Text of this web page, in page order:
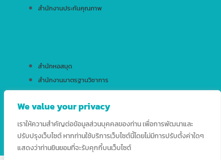
We value your privacy
เราให้ความสำคัญต่อข้อมูลส่วนบุคคลของท่าน เพื่อการพัฒนาและ
ปรับปรุงเว็บไซต์ หากท่านใช้บริการเว็บไซต์นี้โดยไม่มีการปรับตั้งค่าใดๆ
แสดงว่าท่านยินยอมที่จะรับคุกกี้บนเว็บไซต์
สำนักงานประกันคุณภาพ
สำนักหอสมุด
สำนักงานมาตรฐานวิชาการ
สำนักบริการเทคโนโลยีสารสนเทศ